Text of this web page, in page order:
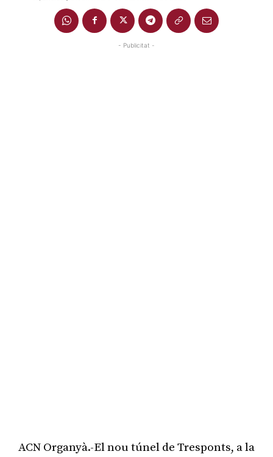
- Publicitat -
ACN Organyà.-El nou túnel de Tresponts, a la